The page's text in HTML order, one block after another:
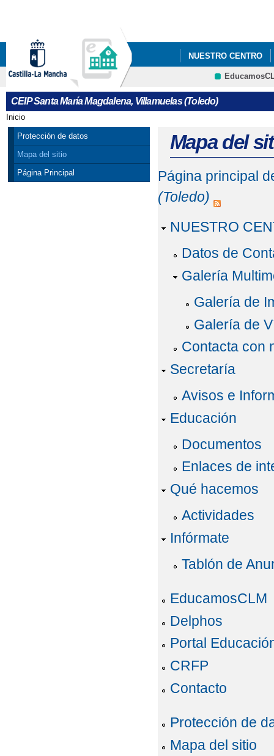
NUESTRO CENTRO
CEIP Santa María Magdalena, Villamuelas (Toledo)
Se encuentra usted aquí
Inicio
Protección de datos
Mapa del sitio
Página Principal
Mapa del
Página principal
(Toledo)
NUESTRO
Datos de
Galería
Galería de
Galería de
Contacta con
Secretaría
Avisos e
Educación
Documentos
Enlaces de
Qué hacemos
Actividades
Infórmate
Tablón de
EducamosCLM
Delphos
Portal
CRFP
Contacto
Protección de
Mapa del sitio